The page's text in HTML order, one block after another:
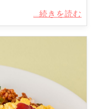
...続きを読む